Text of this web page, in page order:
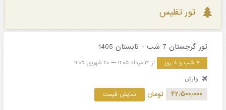
تور تفلیس
تور گرجستان 7 شب - تابستان 1405
۷ شب و ۸ روز از ۱۴ مرداد ۱۴۰۵
۲۰ شهریور ۱۴۰۵
وارش
۴۲٫۵۰۰٫۰۰۰ تومان نمایش قیمت